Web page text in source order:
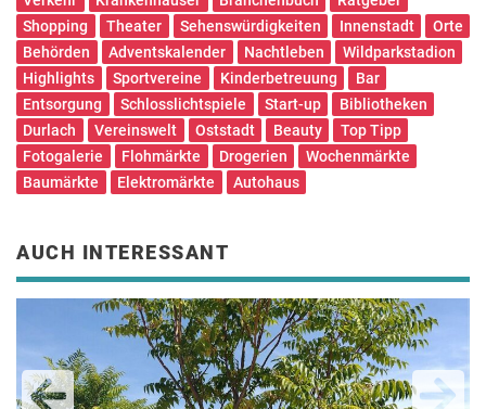
Shopping
Theater Sehenswürdigkeiten Innenstadt
Orte
Behörden
Adventskalender Nachtleben
Wildparkstadion
Highlights
Sportvereine Kinderbetreuung
Bar
Entsorgung
Schlosslichtspiele Start-up
Bibliotheken
Durlach
Vereinswelt Oststadt Beauty
Top Tipp
Fotogalerie
Flohmärkte Drogerien
Wochenmärkte
Baumärkte
Elektromärkte Autohaus
AUCH INTERESSANT